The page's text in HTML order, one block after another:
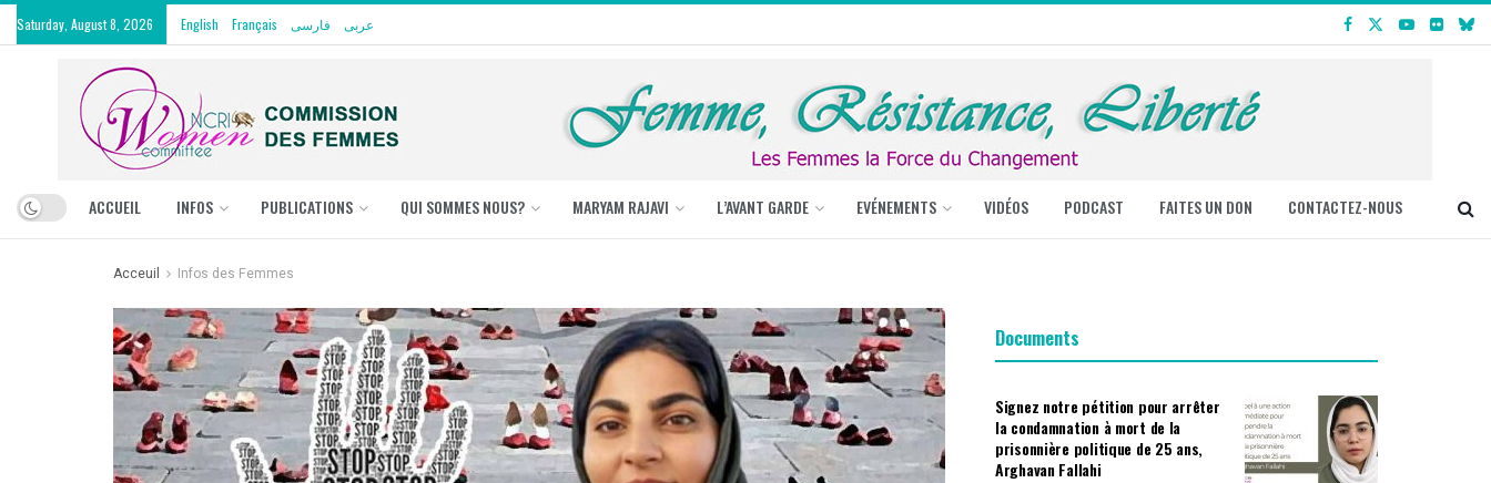
Saturday, August 8, 2026 English Français فارسی عربی
ACCUEIL INFOS PUBLICATIONS QUI SOMMES NOUS? MARYAM RAJAVI L’AVANT GARDE EVÉNEMENTS VIDÉOS PODCAST FAITES UN DON CONTACTEZ-NOUS
Acceuil Infos des Femmes
Documents
Signez notre pétition pour arrêter
la condamnation à mort de la
prisonnière politique de 25 ans,
Arghavan Fallahi